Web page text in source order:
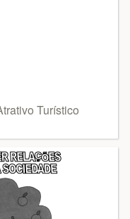
Turístico